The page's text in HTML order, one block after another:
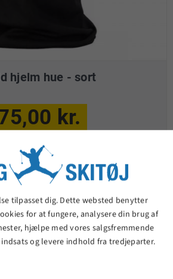
hjelm hue - sort
kr.
VIS PRODUKT
tilpasset dig. Dette websted benytter
for at fungere, analysere din brug af
hjælpe med vores salgsfremmende
og levere indhold fra tredjeparter.